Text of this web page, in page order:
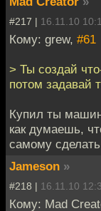
#217 | 16.11.10
Кому: grew, #61
> Ты создай
потом задавай
Купил ты
как думаешь,
самому
Jameson »
#218 | 16.11.10
Кому: Mad